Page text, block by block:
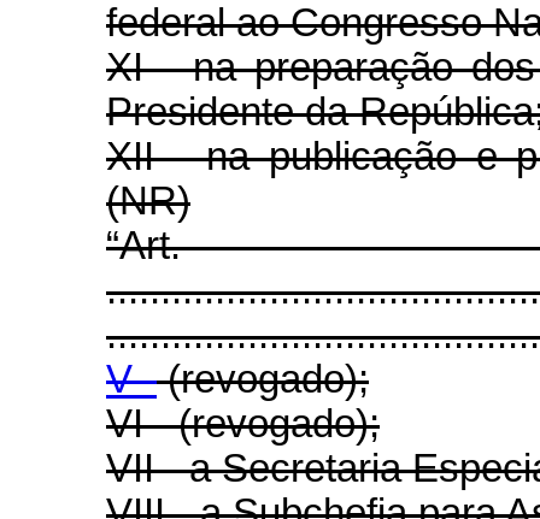
federal ao Congresso
XI - na preparação
Presidente da
XII - na publicação e
(NR)
V -(revogado);
VI - (revogado);
VII - a Secretaria